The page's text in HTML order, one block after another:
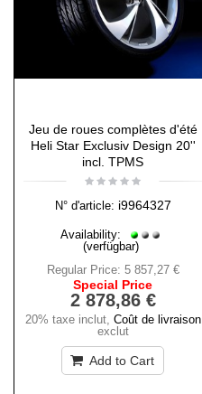
Jeu de roues complètes d'été
Heli Star Exclusiv Design 20''
incl. TPMS
N° d'article: i9964327
Availability:
(verfügbar)
Regular Price: 5 857,27 €
Special Price
2 878,86 €
20% taxe inclut, Coût de livraison
exclut
Add to Cart